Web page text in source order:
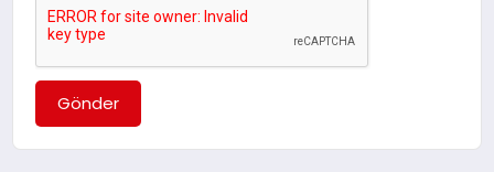
Gönder